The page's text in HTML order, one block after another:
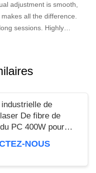
adjustment is smooth,
all the difference.
sessions. Highly
all the difference. No
once you dial in the
all the difference. No
sessions. Highly
once you dial in the
de
De fibre de
PC 400W pour
NOUS